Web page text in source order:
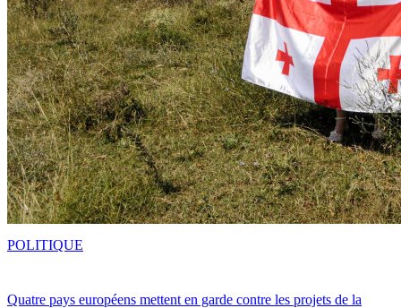
Quatre pays européens mettent en garde contre les projets de la
POLITIQUE